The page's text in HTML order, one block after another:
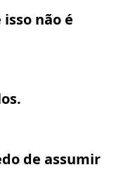
não é
de assumir